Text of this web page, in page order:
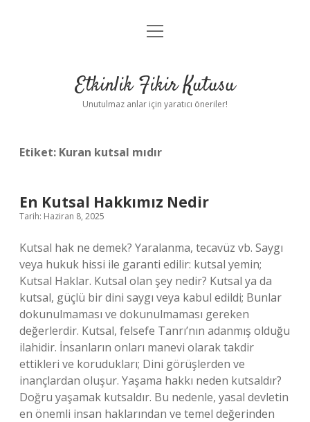
Anasayfa
Yasal Uyarı
menüyü
Etkinlik Fikir Kutusu
Unutulmaz anlar için yaratıcı öneriler!
Etiket: Kuran kutsal mıdır
En Kutsal Hakkımız Nedir
Tarih: Haziran 8, 2025
Kutsal hak ne demek? Yaralanma, tecavüz vb. Saygı
veya hukuk hissi ile garanti edilir: kutsal yemin;
Kutsal Haklar. Kutsal olan şey nedir? Kutsal ya da
kutsal, güçlü bir dini saygı veya kabul edildi; Bunlar
dokunulmaması ve dokunulmaması gereken
değerlerdir. Kutsal, felsefe Tanrı’nın adanmış olduğu
ilahidir. İnsanların onları manevi olarak takdir
ettikleri ve korudukları; Dini görüşlerden ve
inançlardan oluşur. Yaşama hakkı neden kutsaldır?
Doğru yaşamak kutsaldır. Bu nedenle, yasal devletin
en önemli insan haklarından ve temel değerinden